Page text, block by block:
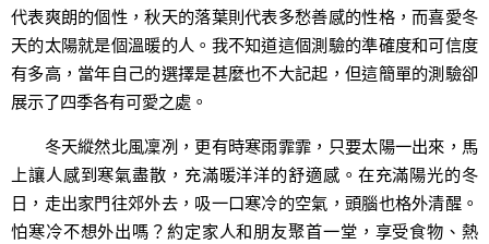
代表爽朗的個性，秋天的落葉則代表多愁善感的性格，而喜愛冬
天的太陽就是個溫暖的人。我不知道這個測驗的準確度和可信度
有多高，當年自己的選擇是甚麼也不大記起，但這簡單的測驗卻
展示了四季各有可愛之處。
冬天縱然北風凜冽，更有時寒雨霏霏，只要太陽一出來，馬
上讓人感到寒氣盡散，充滿暖洋洋的舒適感。在充滿陽光的冬
日，走出家門往郊外去，吸一口寒冷的空氣，頭腦也格外清醒。
怕寒冷不想外出嗎？約定家人和朋友聚首一堂，享受食物、熱